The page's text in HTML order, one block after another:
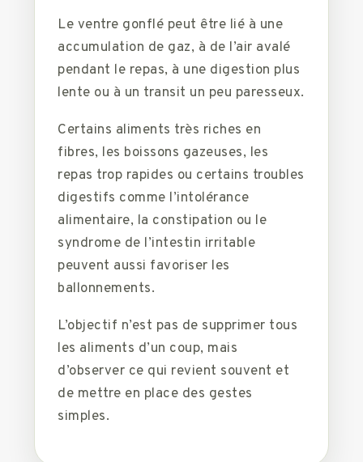
Le ventre gonflé peut être lié à une
accumulation de gaz, à de l’air avalé
pendant le repas, à une digestion plus
lente ou à un transit un peu paresseux.
Certains aliments très riches en
fibres, les boissons gazeuses, les
repas trop rapides ou certains troubles
digestifs comme l’intolérance
alimentaire, la constipation ou le
syndrome de l’intestin irritable
peuvent aussi favoriser les
ballonnements.
L’objectif n’est pas de supprimer tous
les aliments d’un coup, mais
d’observer ce qui revient souvent et
de mettre en place des gestes
simples.